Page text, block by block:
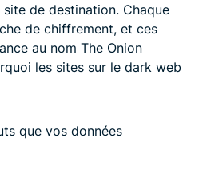
de destination. Chaque
de chiffrement, et ces
au nom The Onion
les sites sur le dark web
que vos données